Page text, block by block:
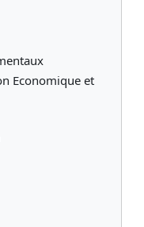
Economique et